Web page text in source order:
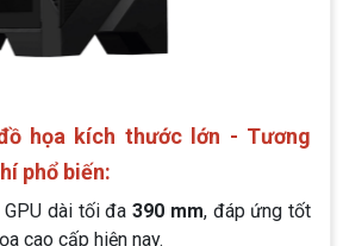
họa kích thước lớn - Tương
phổ biến:
dài tối đa 390 mm, đáp ứng tốt
cao cấp hiện nay.